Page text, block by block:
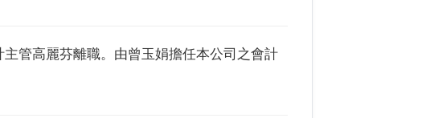
管高麗芬離職。由曾玉娟擔任本公司之會計